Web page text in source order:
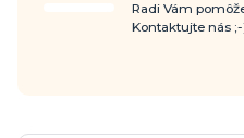
Radi Vám
Kontaktujte nás ;-